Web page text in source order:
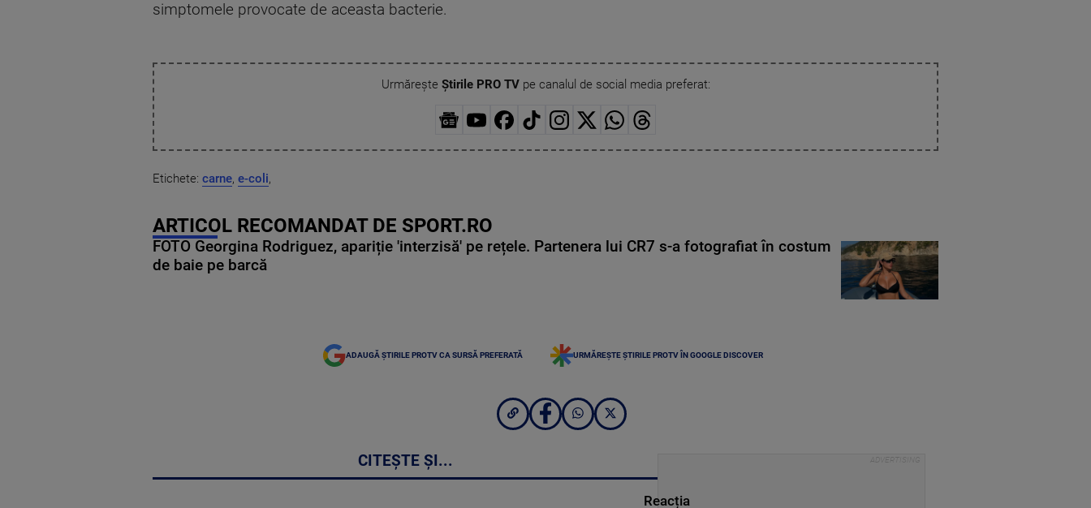
simptomele provocate de aceasta bacterie.
Urmărește Știrile PRO TVpe canalul de social media preferat:
Etichete: carne, e-coli,
ARTICOL RECOMANDAT DE SPORT.RO
FOTO Georgina Rodriguez, apariție 'interzisă' pe rețele. Partenera lui CR7 s-a fotografiat în costum
de baie pe barcă
ADAUGĂ ȘTIRILE PROTV CA SURSĂ PREFERATĂ URMĂREȘTE ȘTIRILE PROTV ÎN GOOGLE DISCOVER
CITEȘTE ȘI...
Reacția